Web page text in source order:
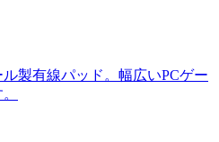
製有線パッド。幅広いPCゲー